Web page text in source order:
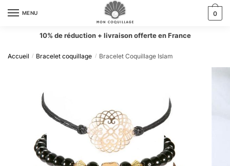
MENU 0
10% de réduction + livraison offerte en France
Accueil / Bracelet coquillage / Bracelet Coquillage Islam